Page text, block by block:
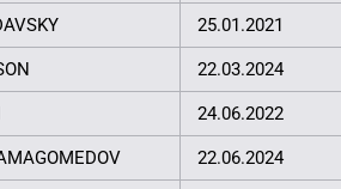
25.01.2021
22.03.2024
24.06.2022
22.06.2024